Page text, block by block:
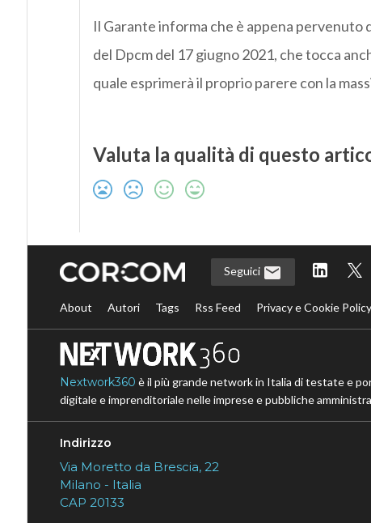
Il Garante informa che è appena pervenuto
del Dpcm del 17 giugno 2021, che tocca
quale esprimerà il proprio parere con la
Valuta la qualità di questo
Seguici
About Autori Tags Rss Feed Privacy e Cookie Policy
Nextwork360 è il più grande network in Italia di testate e
digitale e imprenditoriale nelle imprese e pubbliche
Indirizzo
Via Moretto da Brescia, 22
Milano - Italia
CAP 20133